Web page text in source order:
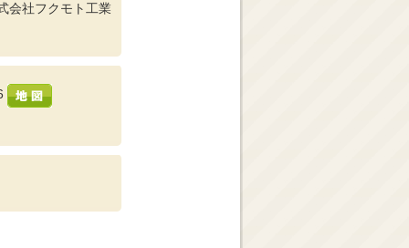
会社フクモト工業